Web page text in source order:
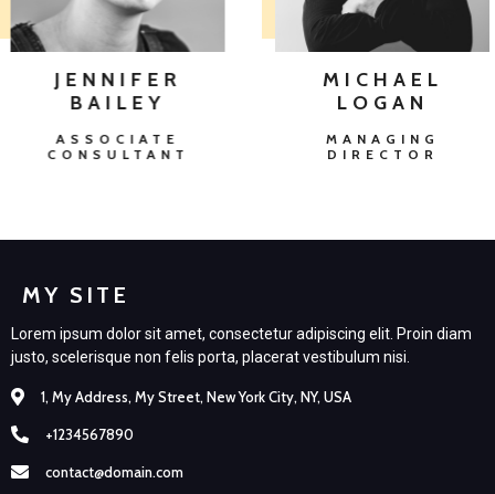
JENNIFER
BAILEY
ASSOCIATE
CONSULTANT
MICHAEL
LOGAN
MANAGING
DIRECTOR
MY SITE
Lorem ipsum dolor sit amet, consectetur adipiscing elit. Proin diam
justo, scelerisque non felis porta, placerat vestibulum nisi.
1, My Address, My Street, New York City, NY, USA
+1234567890
contact@domain.com